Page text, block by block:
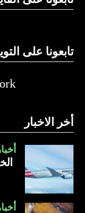
تابعونا على
أخر الاخبار